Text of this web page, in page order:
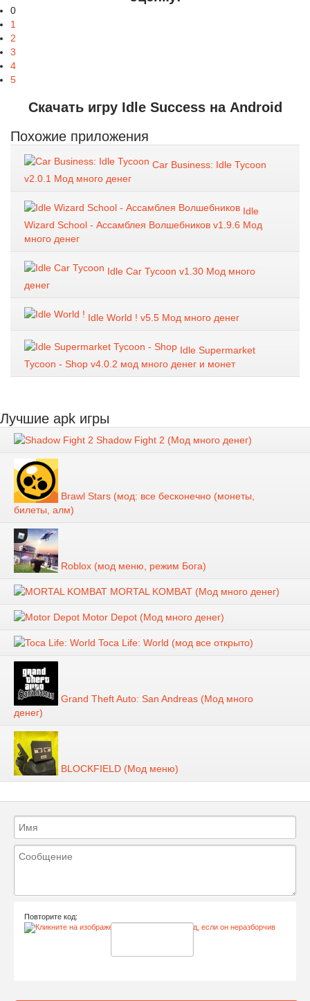
0
1
2
3
4
5
Скачать игру Idle Success на Android
Похожие приложения
Car Business: Idle Tycoon
v2.0.1 Мод много денег
Idle
Wizard School - Ассамблея Волшебников v1.9.6 Мод
много денег
Idle Car Tycoon v1.30 Мод много
денег
Idle World ! v5.5 Мод много денег
Idle Supermarket
Tycoon - Shop v4.0.2 мод много денег и монет
Лучшие apk игры
Shadow Fight 2 (Мод много денег)
Brawl Stars (мод: все бесконечно (монеты,
билеты, алм)
Roblox (мод меню, режим Бога)
MORTAL KOMBAT (Мод много денег)
Motor Depot (Мод много денег)
Toca Life: World (мод все открыто)
Grand Theft Auto: San Andreas (Мод много
денег)
BLOCKFIELD (Мод меню)
Повторите код: